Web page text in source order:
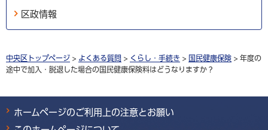
区政情報
中央区トップページ > よくある質問 > くらし・手続き > 国民健康保険 > 年度の
途中で加入・脱退した場合の国民健康保険料はどうなりますか？
ホームページのご利用上の注意とお願い